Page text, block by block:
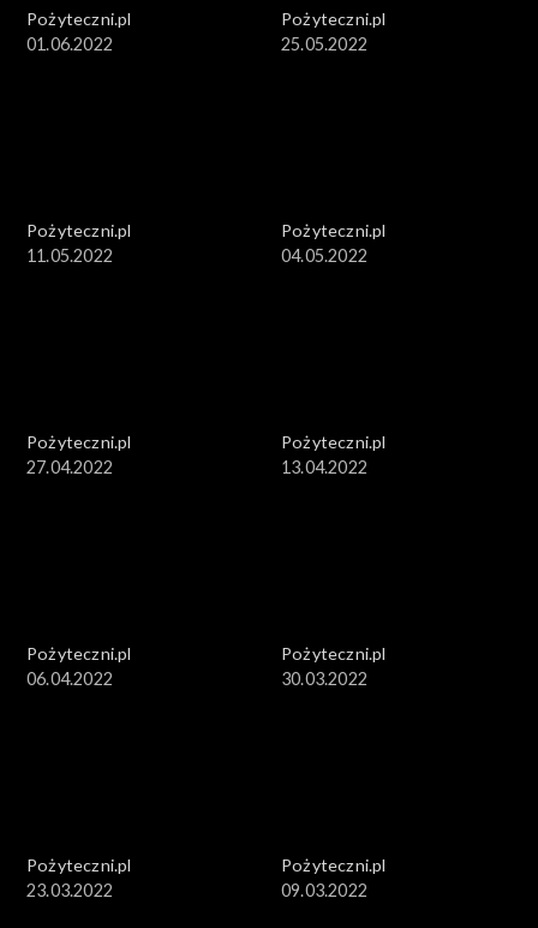
Pożyteczni.pl
01.06.2022
Pożyteczni.pl
25.05.2022
Pożyteczni.pl
11.05.2022
Pożyteczni.pl
04.05.2022
Pożyteczni.pl
27.04.2022
Pożyteczni.pl
13.04.2022
Pożyteczni.pl
06.04.2022
Pożyteczni.pl
30.03.2022
Pożyteczni.pl
23.03.2022
Pożyteczni.pl
09.03.2022